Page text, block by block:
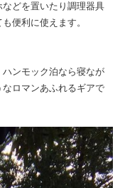
どを置いたり調理器具
便利に使えます。
ンモック泊なら寝なが
ロマンあふれるギアで